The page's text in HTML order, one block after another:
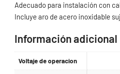
Adecuado para instalación con
Incluye aro de acero inoxidable
Información adicional
Voltaje de operacion